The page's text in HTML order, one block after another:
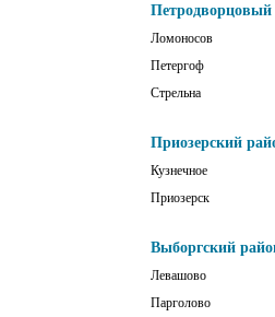
Петродворцовый
Ломоносов
Петергоф
Стрельна
Приозерский
Кузнечное
Приозерск
Выборгский
Левашово
Парголово